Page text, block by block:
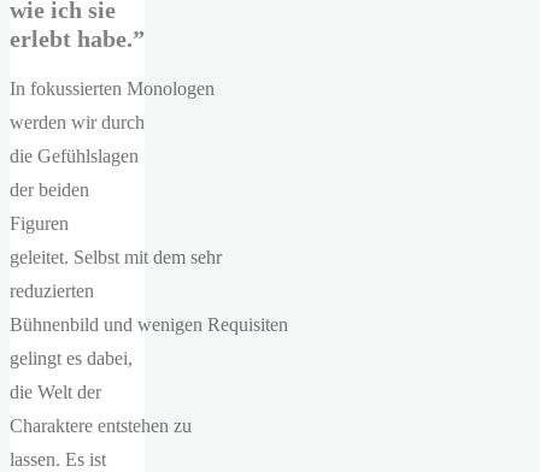
wie ich sie
erlebt habe.”
In fokussierten Monologen
werden wir durch
die Gefühlslagen
der beiden
Figuren
geleitet. Selbst mit dem sehr
reduzierten
Bühnenbild und wenigen Requisiten
gelingt es dabei,
die Welt der
Charaktere entstehen zu
lassen. Es ist